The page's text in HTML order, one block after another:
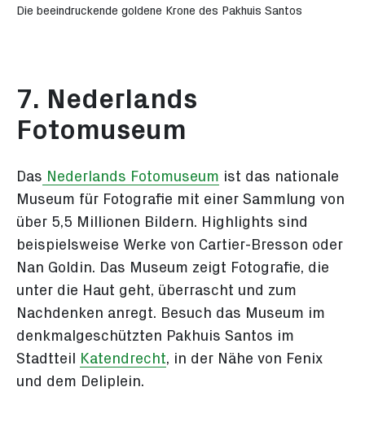
Die beeindruckende goldene Krone des Pakhuis Santos
7. Nederlands
Fotomuseum
Das Nederlands Fotomuseum ist das nationale
Museum für Fotografie mit einer Sammlung von
über 5,5 Millionen Bildern. Highlights sind
beispielsweise Werke von Cartier-Bresson oder
Nan Goldin. Das Museum zeigt Fotografie, die
unter die Haut geht, überrascht und zum
Nachdenken anregt. Besuch das Museum im
denkmalgeschützten Pakhuis Santos im
Stadtteil
Katendrecht, in der Nähe von Fenix
und dem Deliplein.